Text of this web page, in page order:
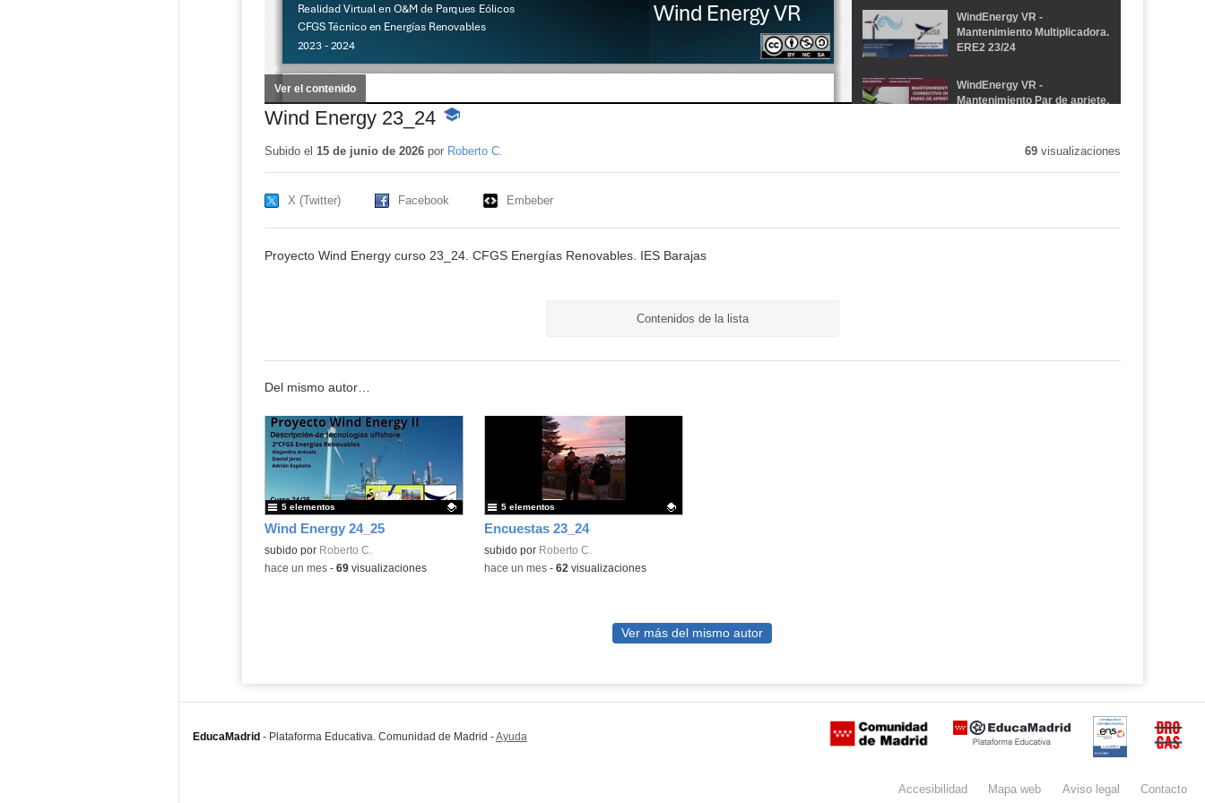
Ver el contenido(ventana
WindEnergy VR -
Mantenimiento Multiplicadora.
ERE2 23/24
WindEnergy VR -
Mantenimiento Par de apriete.
WindEnergy VR -
Wind Energy 23_24 -
educativo
Subido el 15 de junio de 2026por Roberto C. 69visualizaciones
X (Twitter) Facebook Embeber
Proyecto Wind Energy curso 23_24. CFGS Energías Renovables. IES Barajas
Contenidos de la lista
Del mismo autor…
Wind Energy 24_25
Contenido educativo.
subido por Roberto C.
5 elementos
-hace un mes- 69visualizaciones
Encuestas 23_24
Contenido educativo.
subido por Roberto C.
5 elementos
-hace un mes- 62 visualizaciones
Ver más del mismo autor
EducaMadrid - Plataforma Educativa. Comunidad de Madrid -Ayuda Certificación Buzón
Accesibilidad Mapa web Avisolegal Contacto